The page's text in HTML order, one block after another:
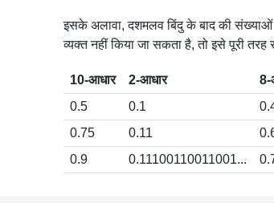
इसके अलावा, दशमलव बिंदु के बाद की
व्यक्त नहीं किया जा सकता है, तो इसे पूरी
10-आधार 2-आधार 8-
0.5
0.1
0.75
0.11
0.9
0.11100110011001...